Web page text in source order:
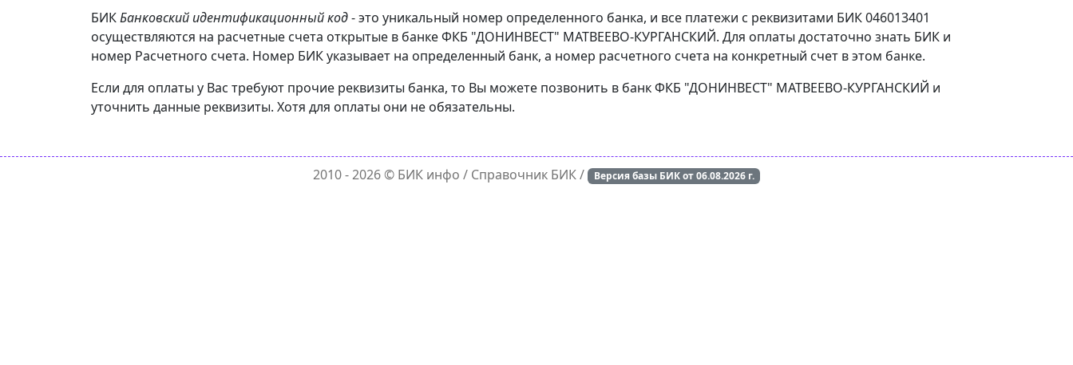
БИКБанковский идентификационный код- это уникальный номер определенного банка, и все платежи с реквизитами БИК 046013401
осуществляются на расчетные счета открытые в банке ФКБ "ДОНИНВЕСТ" МАТВЕЕВО-КУРГАНСКИЙ. Для оплаты достаточно знать БИК и
номер Расчетного счета. Номер БИК указывает на определенный банк, а номер расчетного счета на конкретный счет в этом банке.
Если для оплаты у Вас требуют прочие реквизиты банка, то Вы можете позвонить в банк ФКБ "ДОНИНВЕСТ" МАТВЕЕВО-КУРГАНСКИЙ и
уточнить данные реквизиты. Хотя для оплаты они не обязательны.
2010 - 2026 © БИК инфо / Справочник БИК / Версия базы БИК от06.08.2026г.